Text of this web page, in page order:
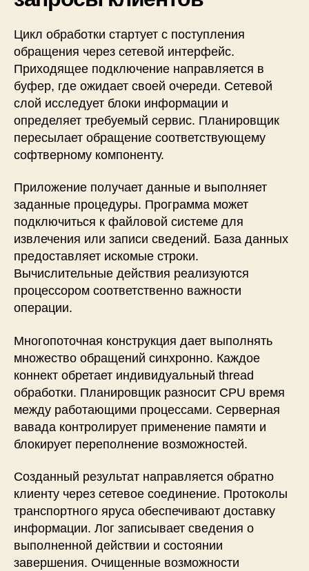
Цикл обработки стартует с поступления
обращения через сетевой интерфейс.
Приходящее подключение направляется в
буфер, где ожидает своей очереди. Сетевой
слой исследует блоки информации и
определяет требуемый сервис. Планировщик
пересылает обращение соответствующему
софтверному компоненту.
Приложение получает данные и выполняет
заданные процедуры. Программа может
подключиться к файловой системе для
извлечения или записи сведений. База данных
предоставляет искомые строки.
Вычислительные действия реализуются
процессором соответственно важности
операции.
Многопоточная конструкция дает выполнять
множество обращений синхронно. Каждое
коннект обретает индивидуальный thread
обработки. Планировщик разносит CPU время
между работающими процессами. Серверная
вавада контролирует применение памяти и
блокирует переполнение возможностей.
Созданный результат направляется обратно
клиенту через сетевое соединение. Протоколы
транспортного яруса обеспечивают доставку
информации. Лог записывает сведения о
выполненной действии и состоянии
завершения. Очищенные возможности